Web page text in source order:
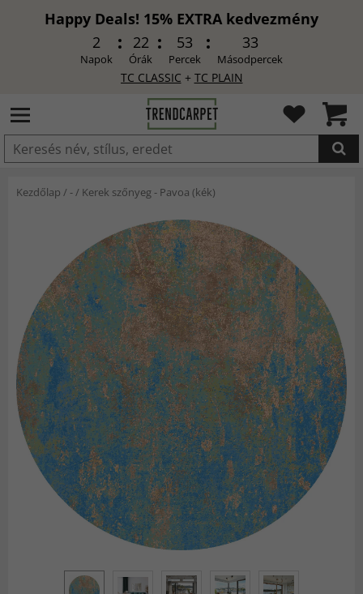
Happy Deals! 15% EXTRA kedvezmény
2
Napok
22
Órák
53
Percek
31
Másodpercek
TC CLASSIC + TC PLAIN
HOZZÁADVA
Kezdőlap /-/ Kerek szőnyeg - Pavoa (kék)